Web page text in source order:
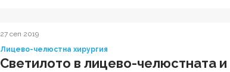
27 сеп 2019
Лицево-челюстна хирургия
Светилото в лицево-челюстната и